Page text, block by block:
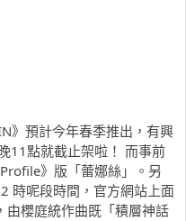
》預計今年春季推出，有興
11點就截止架啦！ 而事前
》版「蕾娜絲」。另
時呢段時間，官方網站上面
由櫻庭統作曲既「積層神話